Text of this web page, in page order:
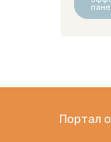
Портал